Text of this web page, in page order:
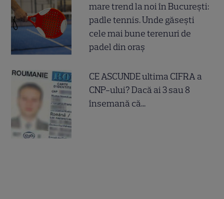
mare trend la noi în București:
padle tennis. Unde găsești
cele mai bune terenuri de
padel din oraș
CE ASCUNDE ultima CIFRA a
CNP-ului? Dacă ai 3 sau 8
însemană că...